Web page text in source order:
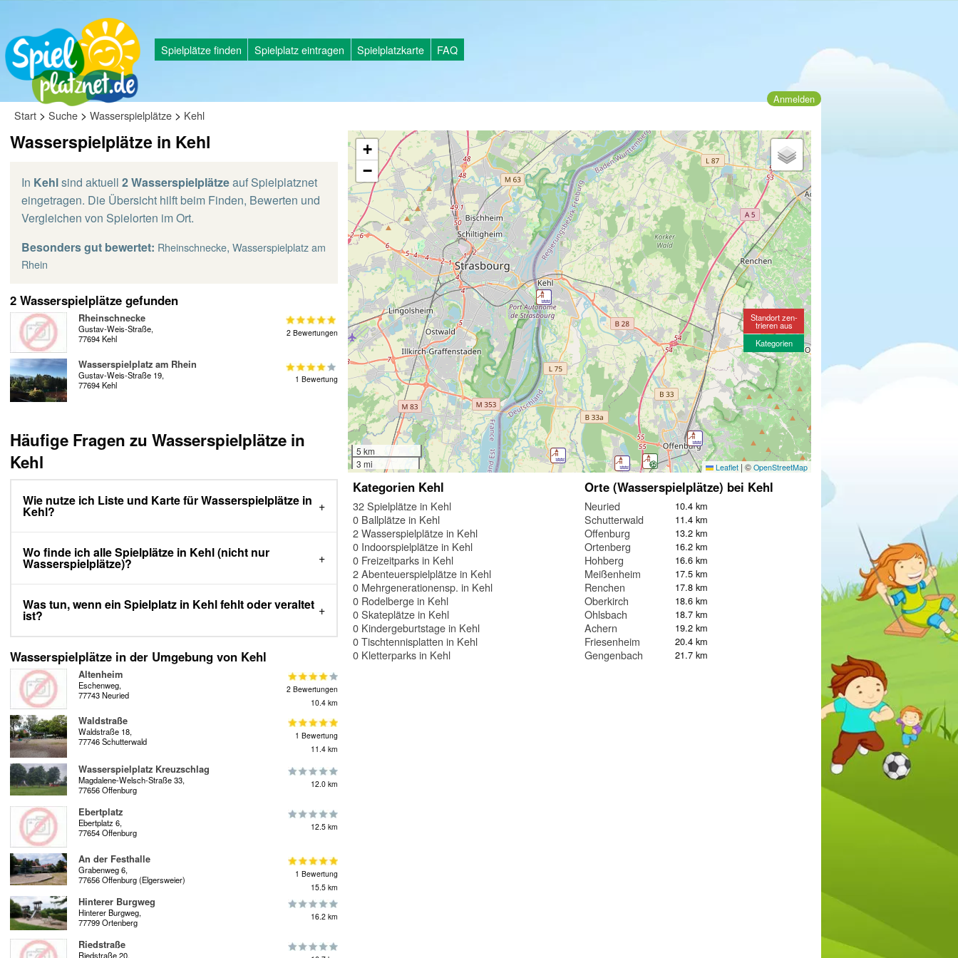
Spielplätze finden Spielplatz eintragen Spielplatzkarte FAQ
Anmelden
Start > Suche > Wasserspielplätze > Kehl
Wasserspielplätze in Kehl
In Kehlsind aktuell 2 Wasserspielplätzeauf Spielplatznet
eingetragen. Die Übersicht hilft beim Finden, Bewerten und
Vergleichen von Spielorten im Ort.
Besonders gut bewertet: Rheinschnecke, Wasserspielplatz am
Rhein
2 Wasserspielplätze gefunden
Rheinschnecke
Gustav-Weis-Straße,
77694 Kehl
2 Bewertungen
Wasserspielplatz am Rhein
Gustav-Weis-Straße 19,
77694 Kehl
1 Bewertung
Häufige Fragen zu Wasserspielplätze in
Kehl
Wie nutze ich Liste und Karte für Wasserspielplätze in
Kehl?
Wo finde ich alle Spielplätze in Kehl (nicht nur
Wasserspielplätze)?
Was tun, wenn ein Spielplatz in Kehl fehlt oder veraltet
ist?
Wasserspielplätze in der Umgebung von Kehl
Altenheim
Eschenweg,
77743 Neuried
2 Bewertungen
10.4 km
Waldstraße
Waldstraße 18,
77746 Schutterwald
1 Bewertung
11.4 km
Wasserspielplatz Kreuzschlag
Magdalene-Welsch-Straße 33,
77656 Offenburg
12.0 km
Ebertplatz
Ebertplatz 6,
77654 Offenburg
12.5 km
An der Festhalle
Grabenweg 6,
77656 Offenburg (Elgersweier)
1 Bewertung
15.5 km
Hinterer Burgweg
Hinterer Burgweg,
77799 Ortenberg
16.2 km
Riedstraße
Riedstraße 20,
+
−
5 km
3 mi
Leaflet | © OpenStreetMap
Standort zen-
trieren aus
Kategorien
Kategorien Kehl
32 Spielplätze in Kehl
0 Ballplätze in Kehl
2 Wasserspielplätze in Kehl
0 Indoorspielplätze in Kehl
0 Freizeitparks in Kehl
2 Abenteuerspielplätze in Kehl
0 Mehrgenerationensp. in Kehl
0 Rodelberge in Kehl
0 Skateplätze in Kehl
0 Kindergeburtstage in Kehl
0 Tischtennisplatten in Kehl
0 Kletterparks in Kehl
Orte (Wasserspielplätze) bei Kehl
Neuried 10.4 km
Schutterwald 11.4 km
Offenburg 13.2 km
Ortenberg 16.2 km
Hohberg 16.6 km
Meißenheim 17.5 km
Renchen 17.8 km
Oberkirch 18.6 km
Ohlsbach 18.7 km
Achern 19.2 km
Friesenheim 20.4 km
Gengenbach 21.7 km